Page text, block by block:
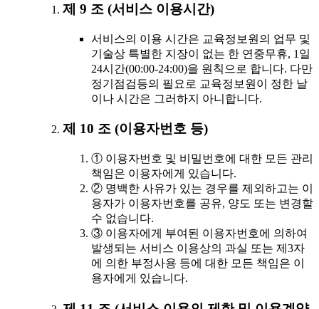
제 9 조 (서비스 이용시간)
서비스의 이용 시간은 교육정보원의 업무 및
기술상 특별한 지장이 없는 한 연중무휴, 1일
24시간(00:00-24:00)을 원칙으로 합니다. 다만
정기점검등의 필요로 교육정보원이 정한 날
이나 시간은 그러하지 아니합니다.
제 10 조 (이용자번호 등)
① 이용자번호 및 비밀번호에 대한 모든 관리
책임은 이용자에게 있습니다.
② 명백한 사유가 있는 경우를 제외하고는 이
용자가 이용자번호를 공유, 양도 또는 변경할
수 없습니다.
③ 이용자에게 부여된 이용자번호에 의하여
발생되는 서비스 이용상의 과실 또는 제3자
에 의한 부정사용 등에 대한 모든 책임은 이
용자에게 있습니다.